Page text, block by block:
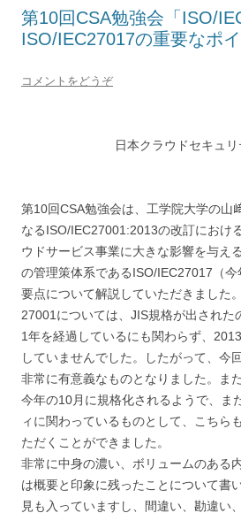
第10回CSA勉強会「ISO/
ISO/IEC27017の重要なポイ
コメントをどうぞ
日本クラウドセキュ
第10回CSA勉強会は、工学院大学の山
なるISO/IEC27001:2013の改訂におけ
ウドサービス事業に大きな影響を与え
の管理策体系であるISO/IEC27017（
要点について解説していただきました。
27001については、JIS規格が出された
1年を経過しているにも関わらず、
していませんでした。したがって、今
非常に有意義なものとなりました。ま
今年の10月に規格化されるようで、ま
ィに関わっているものとして、こちら
ただくことができました。
非常に中身の濃い、ボリュームのある
は概要と印象に残ったことについて書
見も入っていますし、間違い、勘違い